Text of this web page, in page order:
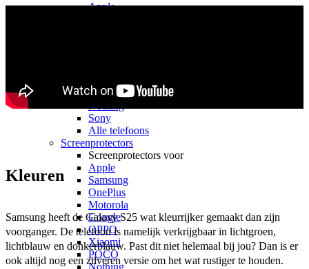
Apple
POCO
Sony
Alle telefoons
Screenprotectors
Screenprotectors voor
Apple
Samsung
OnePlus
Motorola
Google
OPPO
Xiaomi
POCO
Nothing
Kleuren
Samsung heeft de Galaxy S25 wat kleurrijker gemaakt dan zijn
voorganger. De telefoon is namelijk verkrijgbaar in lichtgroen,
lichtblauw en donkerblauw. Past dit niet helemaal bij jou? Dan is er
ook altijd nog een zilveren versie om het wat rustiger te houden.